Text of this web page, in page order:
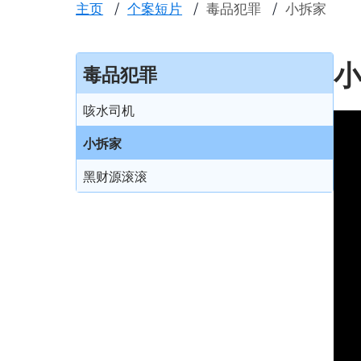
主页 个案短片 毒品犯罪 小拆家
毒品犯罪
咳水司机
小拆家
黑财源滚滚